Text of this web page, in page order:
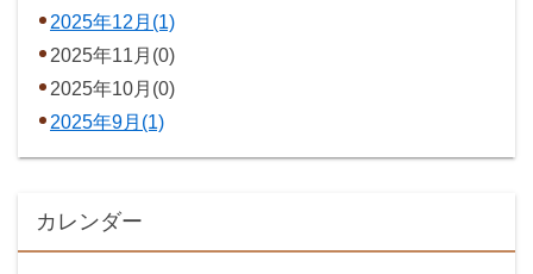
2025年12月(1)
2025年11月(0)
2025年10月(0)
2025年9月(1)
カレンダー